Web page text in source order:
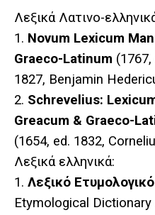
Λεξικά Λατινο-
1. Novum Lexicum
Graeco-Latinum (1767,
1827, Benjamin
2. Schrevelius:
Greacum & Graeco-
(1654, ed. 1832,
Λεξικά ελληνικά:
1. Λεξικό Ετυμολογικό
Etymological